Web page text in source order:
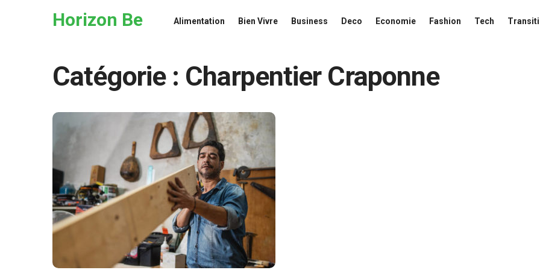
Horizon Be Alimentation Bien Vivre Business Deco Economie Fashion Tech
Catégorie : Charpentier Craponne